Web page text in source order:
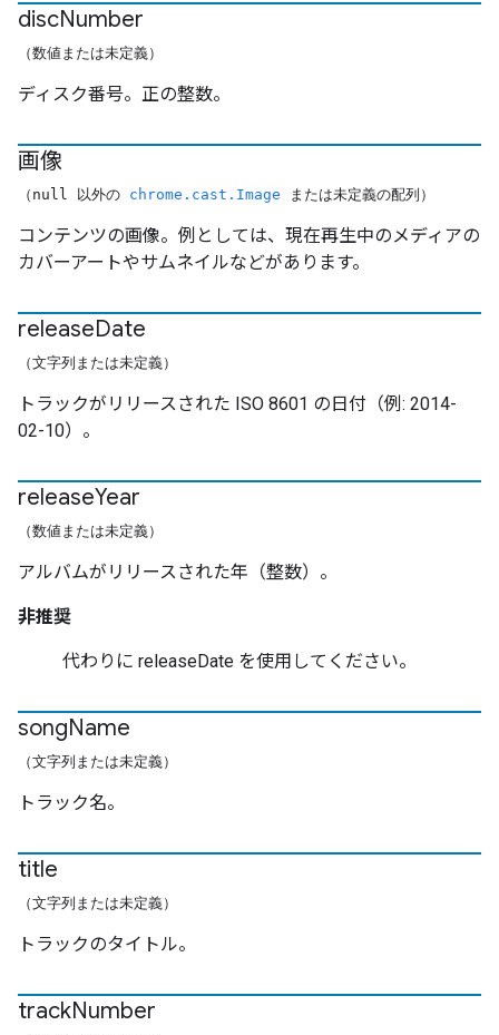
discNumber
（数値または未定義）
ディスク番号。正の整数。
画像
（null 以外の chrome.cast.Image または未定義の配列）
コンテンツの画像。例としては、現在再生中のメディアの
カバーアートやサムネイルなどがあります。
releaseDate
（文字列または未定義）
トラックがリリースされた ISO 8601 の日付（例: 2014-
02-10）。
releaseYear
（数値または未定義）
アルバムがリリースされた年（整数）。
非推奨
代わりに releaseDate を使用してください。
songName
（文字列または未定義）
トラック名。
title
（文字列または未定義）
トラックのタイトル。
trackNumber